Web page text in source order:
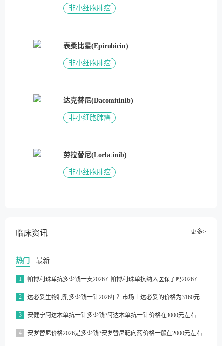
非小细胞肺癌
表柔比星(Epirubicin)
非小细胞肺癌
达克替尼(Dacomitinib)
非小细胞肺癌
劳拉替尼(Lorlatinib)
非小细胞肺癌
临床资讯 更多>
热门 最新
1 帕博利珠单抗多少钱一支2026？帕博利珠单抗纳入医保了吗2026？
2 达必妥生物制剂多少钱一针2026年？市场上达必妥的价格为3160元/支左右
3 安健宁阿达木单抗一针多少钱?阿达木单抗一针价格在3000元左右
4 安罗替尼价格2026是多少钱?安罗替尼靶向药价格一般在2000元左右